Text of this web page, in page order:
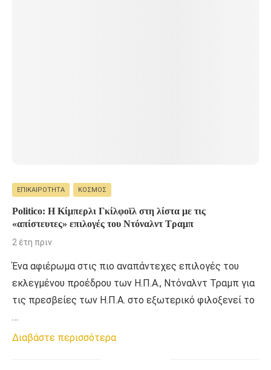
ΕΠΙΚΑΙΡΌΤΗΤΑ ΚΌΣΜΟΣ
Politico: Η Κίμπερλι Γκίλφοϊλ στη λίστα με τις
«απίστευτες» επιλογές του Ντόναλντ Τραμπ
2 έτη πριν
Ένα αφιέρωμα στις πιο αναπάντεχες επιλογές του
εκλεγμένου προέδρου των Η.Π.Α., Ντόναλντ Τραμπ για
τις πρεσβείες των Η.Π.Α. στο εξωτερικό φιλοξενεί το
…
Διαβάστε περισσότερα